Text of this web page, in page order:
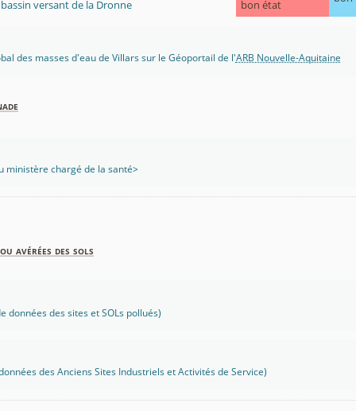
versant de la Dronne
bon état
des masses d'eau de Villars sur le Géoportail de l'ARB Nouvelle-Aquitaine
ministère chargé de la santé>
avérées des sols
données des sites et SOLs pollués)
des Anciens Sites Industriels et Activités de Service)